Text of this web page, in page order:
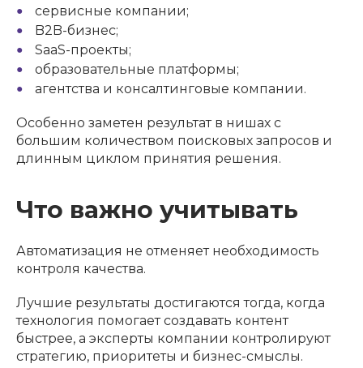
сервисные компании;
B2B-бизнес;
SaaS-проекты;
образовательные платформы;
агентства и консалтинговые компании.
Особенно заметен результат в нишах с
большим количеством поисковых запросов и
длинным циклом принятия решения.
Что важно учитывать
Автоматизация не отменяет необходимость
контроля качества.
Лучшие результаты достигаются тогда, когда
технология помогает создавать контент
быстрее, а эксперты компании контролируют
стратегию, приоритеты и бизнес-смыслы.